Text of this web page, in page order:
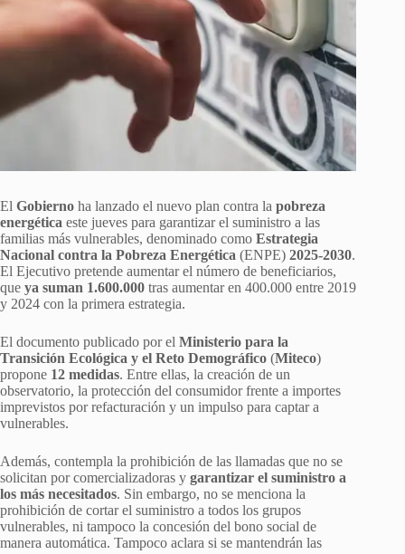
El Gobierno ha lanzado el nuevo plan contra la pobreza
energética este jueves para garantizar el suministro a las
familias más vulnerables, denominado como Estrategia
Nacional contra la Pobreza Energética (ENPE) 2025-2030.
El Ejecutivo pretende aumentar el número de beneficiarios,
que ya suman 1.600.000 tras aumentar en 400.000 entre 2019
y 2024 con la primera estrategia.
El documento publicado por el Ministerio para la
Transición Ecológica y el Reto Demográfico (Miteco)
propone 12 medidas. Entre ellas, la creación de un
observatorio, la protección del consumidor frente a importes
imprevistos por refacturación y un impulso para captar a
vulnerables.
Además, contempla la prohibición de las llamadas que no se
solicitan por comercializadoras y garantizar el suministro a
los más necesitados. Sin embargo, no se menciona la
prohibición de cortar el suministro a todos los grupos
vulnerables, ni tampoco la concesión del bono social de
manera automática. Tampoco aclara si se mantendrán las